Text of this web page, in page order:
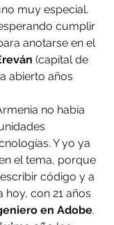
muy especial.
cumplir
anotarse en el
(capital de
abierto años
no había
Y yo ya
el tema, porque
código y a
hoy, con 21 años
en Adobe.